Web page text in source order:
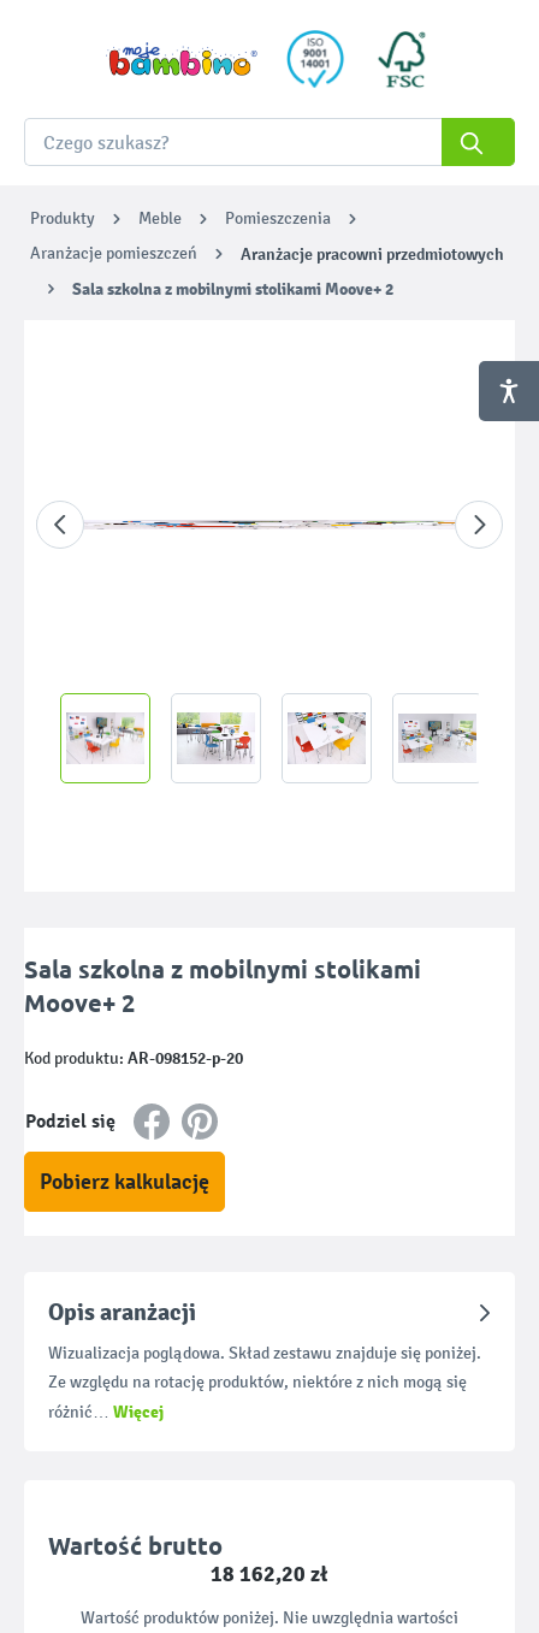
Produkty Meble
Pomieszczenia
Aranżacje pomieszczeń
Aranżacje pracowni przedmiotowych
Sala szkolna z mobilnymi stolikami Moove+ 2
Sala szkolna z mobilnymi stolikami
Moove+ 2
Kod produktu: AR-098152-p-20
Podziel się
Pobierz kalkulację
Opis aranżacji
Wizualizacja poglądowa. Skład zestawu znajduje się poniżej.
Ze względu na rotację produktów, niektóre z nich mogą się
różnić… Więcej
Wartość brutto
18 162,20 zł
Wartość produktów poniżej. Nie uwzględnia wartości